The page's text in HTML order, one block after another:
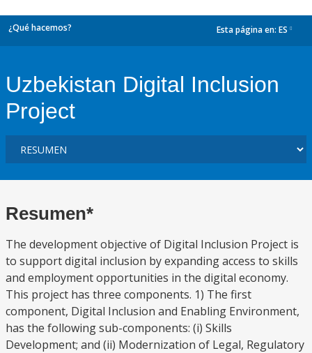
¿Qué hacemos? Esta página en: ES
Uzbekistan Digital Inclusion
Project
Resumen*
The development objective of Digital Inclusion Project is
to support digital inclusion by expanding access to skills
and employment opportunities in the digital economy.
This project has three components. 1) The first
component, Digital Inclusion and Enabling Environment,
has the following sub-components: (i) Skills
Development; and (ii) Modernization of Legal, Regulatory